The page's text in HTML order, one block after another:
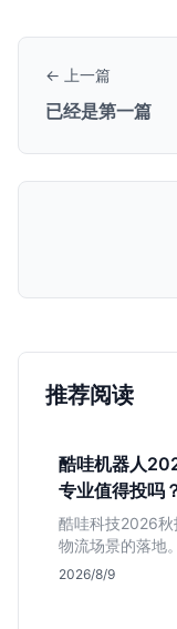
← 上一篇
已经是第一篇
推荐阅读
酷哇机器人
专业值得投吗
酷哇科技2026
物流场景的落地
晰，现金流相对
2026/8/9